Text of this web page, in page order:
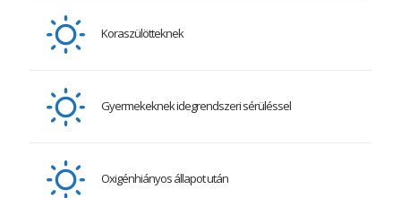
Koraszülötteknek
Gyermekeknek idegrendszeri sérüléssel
Oxigénhiányos állapot után